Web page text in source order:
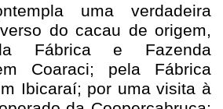
uma verdadeira
do cacau de origem,
Fábrica e Fazenda
Coaraci; pela Fábrica
Ibicaraí; por uma visita à